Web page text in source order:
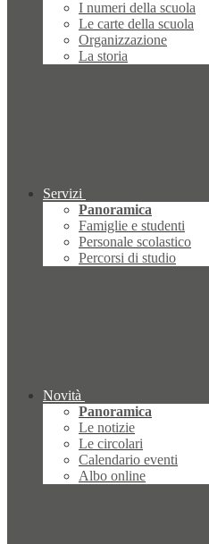
I numeri della scuola
Le carte della scuola
Organizzazione
La storia
Servizi
Panoramica
Famiglie e studenti
Personale scolastico
Percorsi di studio
Novità
Panoramica
Le notizie
Le circolari
Calendario eventi
Albo online